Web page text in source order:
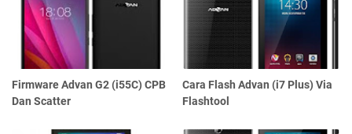
Firmware Advan G2 (i55C) CPB
Dan Scatter
Cara Flash Advan (i7 Plus) Via
Flashtool